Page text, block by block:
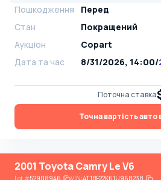
Пошкодження
Перед
Стан
Покращений
Аукціон
Copart
Дата та час
8/31/2026, 14:00/
Поточна ставка
Точна вартість авто
2001 Toyota Camry Le V6
Lot#52908946 VIN:4T1BF22K61U968238